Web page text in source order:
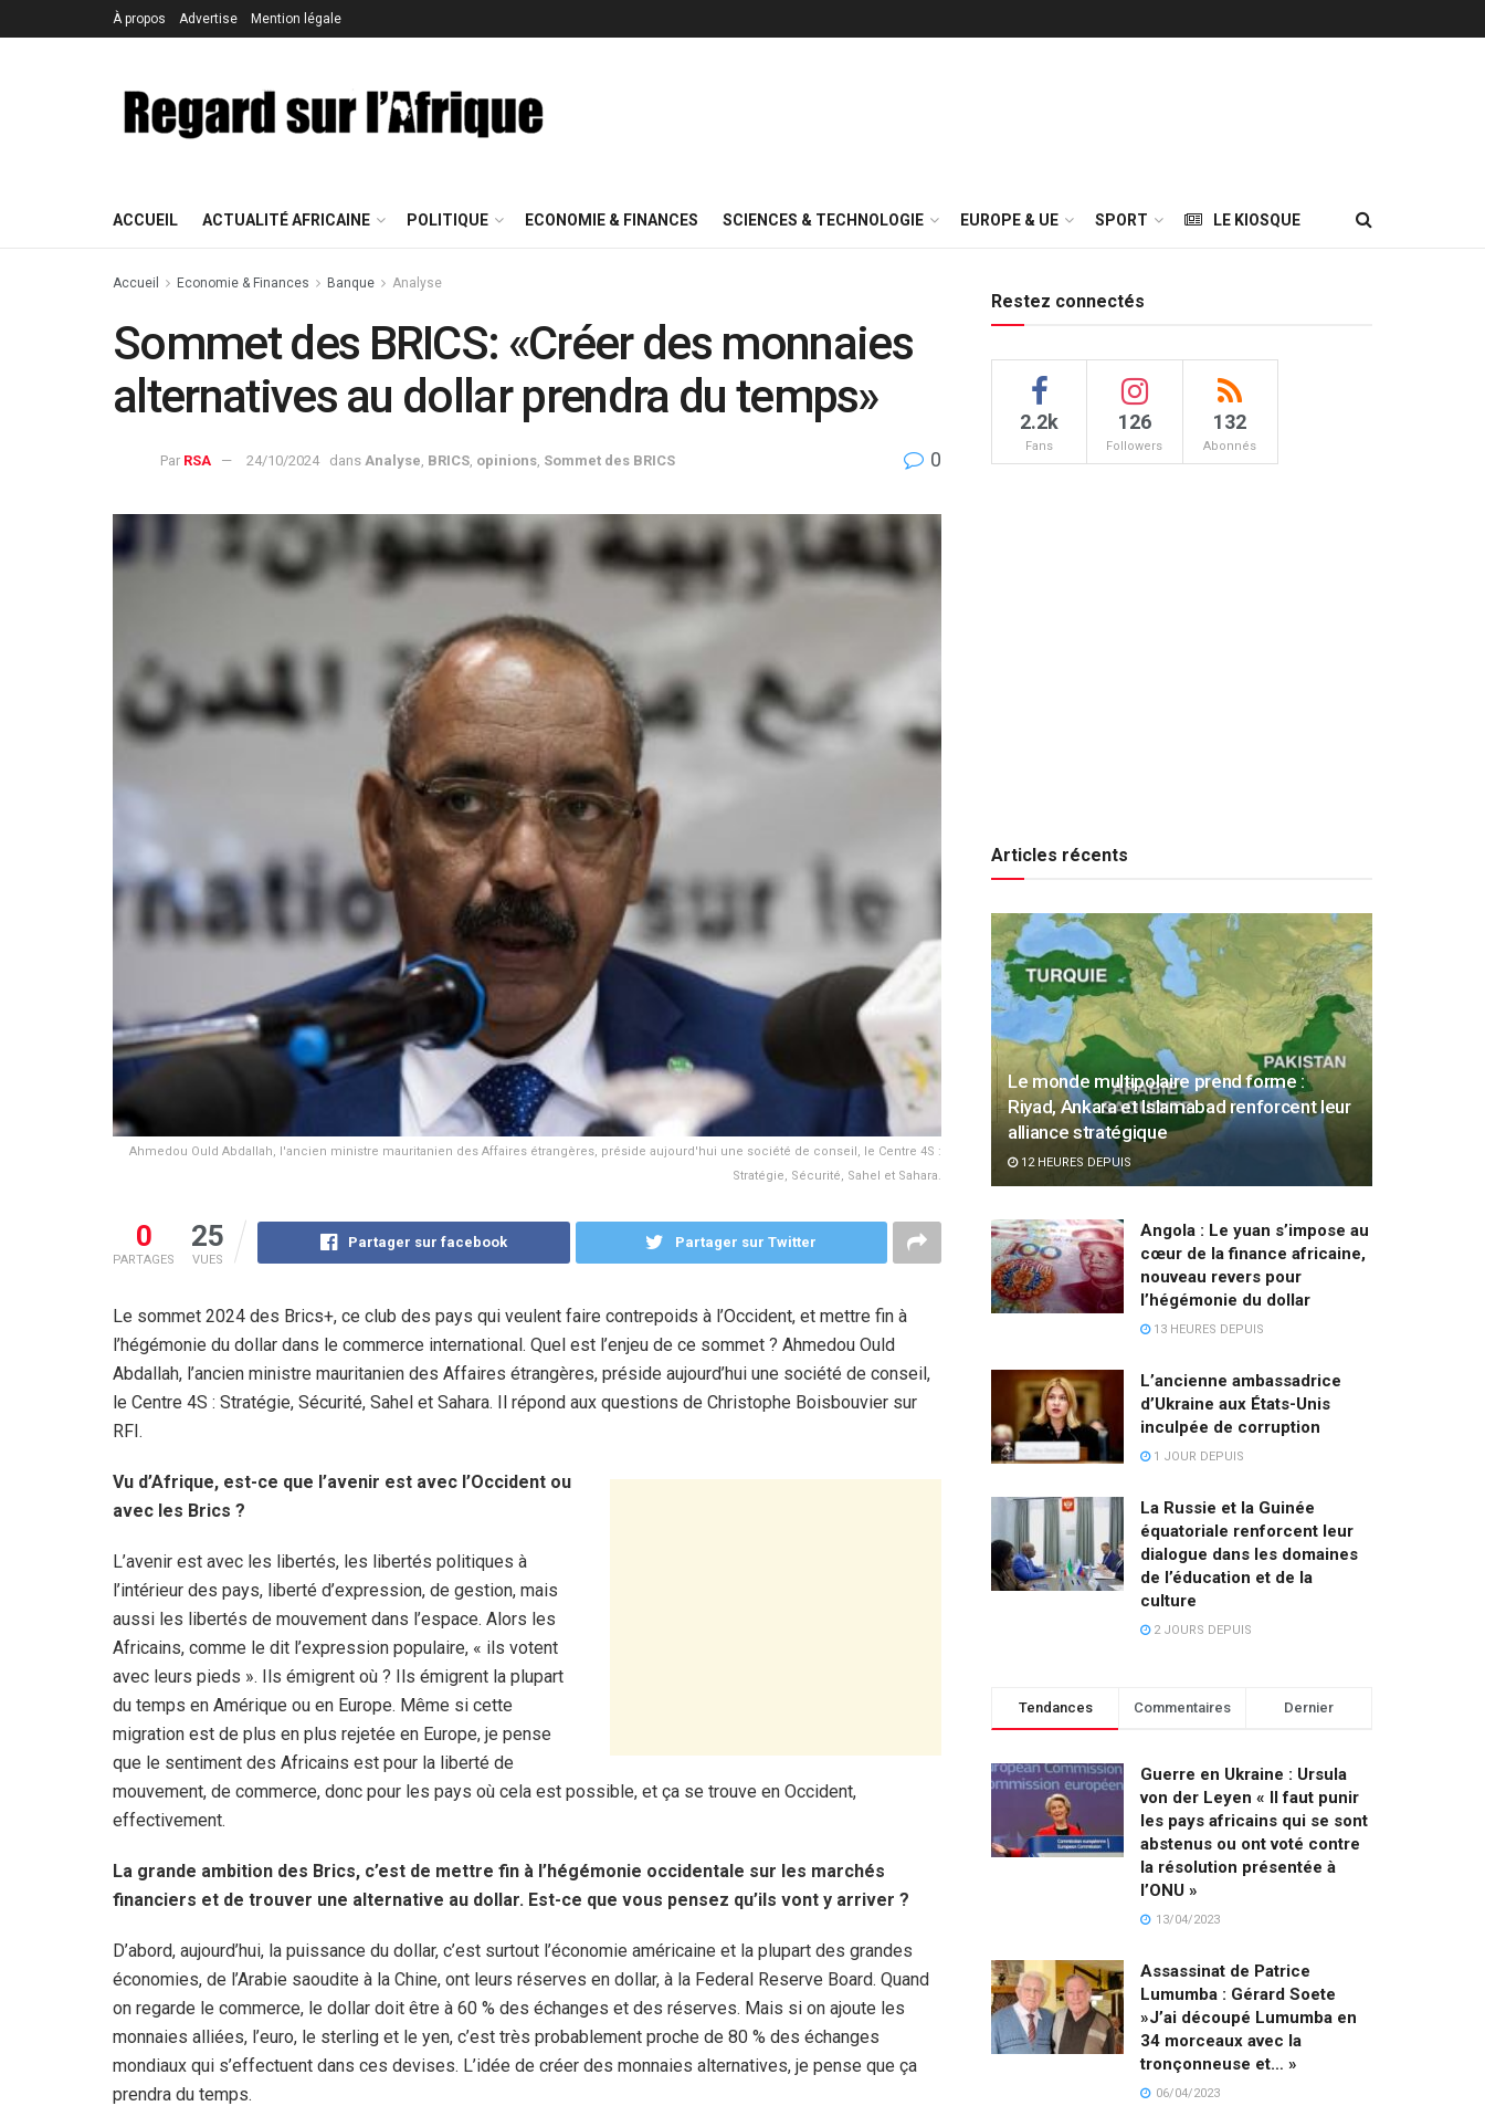
À propos Advertise Mention légale
ACCUEIL ACTUALITÉ AFRICAINE POLITIQUE ECONOMIE & FINANCES SCIENCES & TECHNOLOGIE EUROPE & UE SPORT LE KIOSQUE
Accueil Economie & Finances Banque Analyse
Sommet des BRICS: «Créer des monnaies
alternatives au dollar prendra du temps»
Par RSA 24/10/2024 dans Analyse BRICS opinions Sommet des BRICS 0
Ahmedou Ould Abdallah, l'ancien ministre mauritanien des Affaires étrangères, préside aujourd'hui une société de conseil, le Centre 4S :
Stratégie, Sécurité, Sahel et Sahara.
0
PARTAGES
25
VUES
Partager sur facebook Partager sur Twitter
Le sommet 2024 des Brics+, ce club des pays qui veulent faire contrepoids à l’Occident, et mettre fin à
l’hégémonie du dollar dans le commerce international. Quel est l’enjeu de ce sommet ? Ahmedou Ould
Abdallah, l’ancien ministre mauritanien des Affaires étrangères, préside aujourd’hui une société de conseil,
le Centre 4S : Stratégie, Sécurité, Sahel et Sahara. Il répond aux questions de Christophe Boisbouvier sur
RFI.
Vu d’Afrique, est-ce que l’avenir est avec l’Occident ou
avec les Brics ?
L’avenir est avec les libertés, les libertés politiques à
l’intérieur des pays, liberté d’expression, de gestion, mais
aussi les libertés de mouvement dans l’espace. Alors les
Africains, comme le dit l’expression populaire, « ils votent
avec leurs pieds ». Ils émigrent où ? Ils émigrent la plupart
du temps en Amérique ou en Europe. Même si cette
migration est de plus en plus rejetée en Europe, je pense
que le sentiment des Africains est pour la liberté de
mouvement, de commerce, donc pour les pays où cela est possible, et ça se trouve en Occident,
effectivement.
La grande ambition des Brics, c’est de mettre fin à l’hégémonie occidentale sur les marchés
financiers et de trouver une alternative au dollar. Est-ce que vous pensez qu’ils vont y arriver ?
D’abord, aujourd’hui, la puissance du dollar, c’est surtout l’économie américaine et la plupart des grandes
économies, de l’Arabie saoudite à la Chine, ont leurs réserves en dollar, à la Federal Reserve Board. Quand
on regarde le commerce, le dollar doit être à 60 % des échanges et des réserves. Mais si on ajoute les
monnaies alliées, l’euro, le sterling et le yen, c’est très probablement proche de 80 % des échanges
mondiaux qui s’effectuent dans ces devises. L’idée de créer des monnaies alternatives, je pense que ça
prendra du temps.
Restez connectés
2.2k
Fans
126
Followers
132
Abonnés
Articles récents
Le monde multipolaire prend forme :
Riyad, Ankara et Islamabad renforcent leur
alliance stratégique
12 HEURES DEPUIS
Angola : Le yuan s’impose au
cœur de la finance africaine,
nouveau revers pour
l’hégémonie du dollar
13 HEURES DEPUIS
L’ancienne ambassadrice
d’Ukraine aux États-Unis
inculpée de corruption
1 JOUR DEPUIS
La Russie et la Guinée
équatoriale renforcent leur
dialogue dans les domaines
de l’éducation et de la
culture
2 JOURS DEPUIS
Tendances Commentaires Dernier
Guerre en Ukraine : Ursula
von der Leyen « Il faut punir
les pays africains qui se sont
abstenus ou ont voté contre
la résolution présentée à
l’ONU »
13/04/2023
Assassinat de Patrice
Lumumba : Gérard Soete
»J’ai découpé Lumumba en
34 morceaux avec la
tronçonneuse et… »
06/04/2023